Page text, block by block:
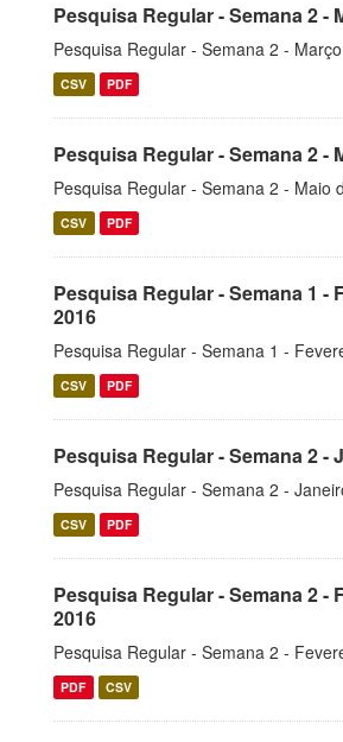
Pesquisa Regular - Semana 2 -
Pesquisa Regular - Semana 2 -
CSV PDF
Pesquisa Regular - Semana 2 -
Pesquisa Regular - Semana 2 - Maio
CSV PDF
Pesquisa Regular - Semana 1 -
2016
Pesquisa Regular - Semana 1 -
CSV PDF
Pesquisa Regular - Semana 2 -
Pesquisa Regular - Semana 2 -
CSV PDF
Pesquisa Regular - Semana 2 -
2016
Pesquisa Regular - Semana 2 -
PDF CSV